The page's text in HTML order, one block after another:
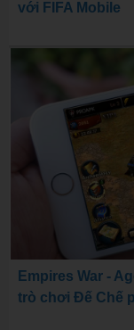
với FIFA Mobile
Empires War -
trò chơi Đế Chế